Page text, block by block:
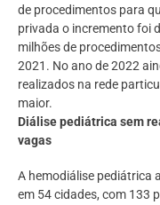
de procedimentos para
privada o incremento foi
milhões de
2021. No ano de 2022
realizados na rede
maior.
Diálise pediátrica sem
vagas
A hemodiálise pediátrica
em 54 cidades, com 133